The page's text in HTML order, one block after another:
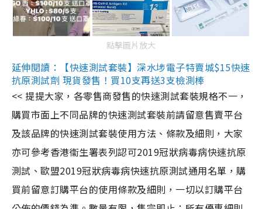
點擊圖片放大
延伸閱讀：【快速測試套裝】深水埗電子特賣城$15快速
抗原測試劑 現貨發售！買10支再送3支檢測棒
<< 提提大家，各零售商發售的快速測試套裝規格不一，
購買市面上不同品牌的快速測試套裝前請留意售賣平台
及該品牌的快速測試套裝使用方法、條款及細則，大家
亦可參考香港衞生署表列認可2019冠狀病毒病快速抗原
測試、歐盟2019冠狀病毒病快速抗原測試通用名單，購
買前留意訂購平台的使用條款及細則，一切以訂購平台